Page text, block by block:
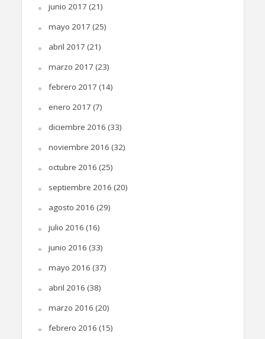
junio 2017 (21)
mayo 2017 (25)
abril 2017 (21)
marzo 2017 (23)
febrero 2017 (14)
enero 2017 (7)
diciembre 2016 (33)
noviembre 2016 (32)
octubre 2016 (25)
septiembre 2016 (20)
agosto 2016 (29)
julio 2016 (16)
junio 2016 (33)
mayo 2016 (37)
abril 2016 (38)
marzo 2016 (20)
febrero 2016 (15)